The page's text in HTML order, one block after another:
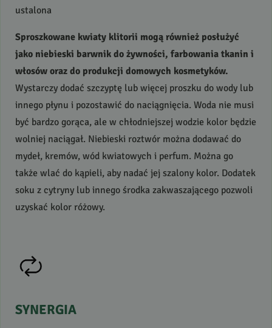
ustalona
Sproszkowane kwiaty klitorii mogą również posłużyć
jako niebieski barwnik do żywności, farbowania tkanin i
włosów oraz do produkcji domowych kosmetyków.
Wystarczy dodać szczyptę lub więcej proszku do wody lub
innego płynu i pozostawić do naciągnięcia. Woda nie musi
być bardzo gorąca, ale w chłodniejszej wodzie kolor będzie
wolniej naciągał. Niebieski roztwór można dodawać do
mydeł, kremów, wód kwiatowych i perfum. Można go
także wlać do kąpieli, aby nadać jej szalony kolor. Dodatek
soku z cytryny lub innego środka zakwaszającego pozwoli
uzyskać kolor różowy.
SYNERGIA